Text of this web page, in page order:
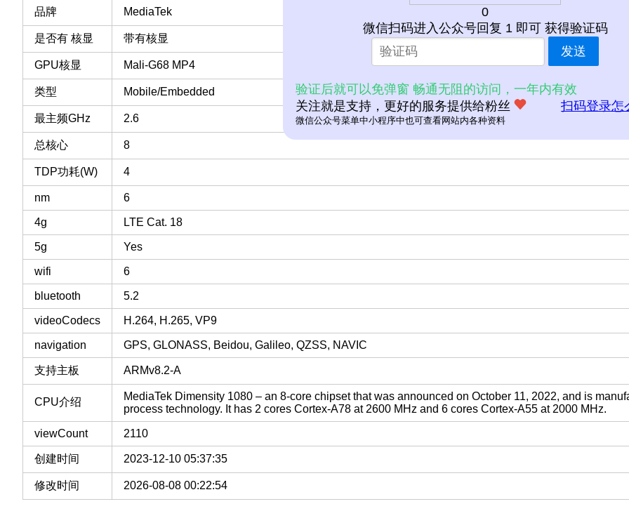
品牌 MediaTek
是否有 核显 带有核显
GPU核显 Mali-G68 MP4
类型 Mobile/Embedded
最主频GHz 2.6
总核心 8
TDP功耗(W) 4
nm 6
4g LTE Cat. 18
5g Yes
wifi 6
bluetooth 5.2
videoCodecs H.264, H.265, VP9
navigation GPS, GLONASS, Beidou, Galileo, QZSS, NAVIC
支持主板 ARMv8.2-A
CPU介绍
MediaTek Dimensity 1080 – an 8-core chipset that was announced on October 11, 2022, and is
process technology. It has 2 cores Cortex-A78 at 2600 MHz and 6 cores Cortex-A55 at 2000 MHz.
viewCount 2110
创建时间 2023-12-10 05:37:35
修改时间 2026-08-08 00:22:54
0
微信扫码进入公众号回复 1 即可 获得验证码
发送
验证后就可以免弹窗 畅通无阻的访问，一年内有效
关注就是支持，更好的服务提供给粉丝
扫码登录怎
微信公众号菜单中小程序中也可查看网站内各种资料